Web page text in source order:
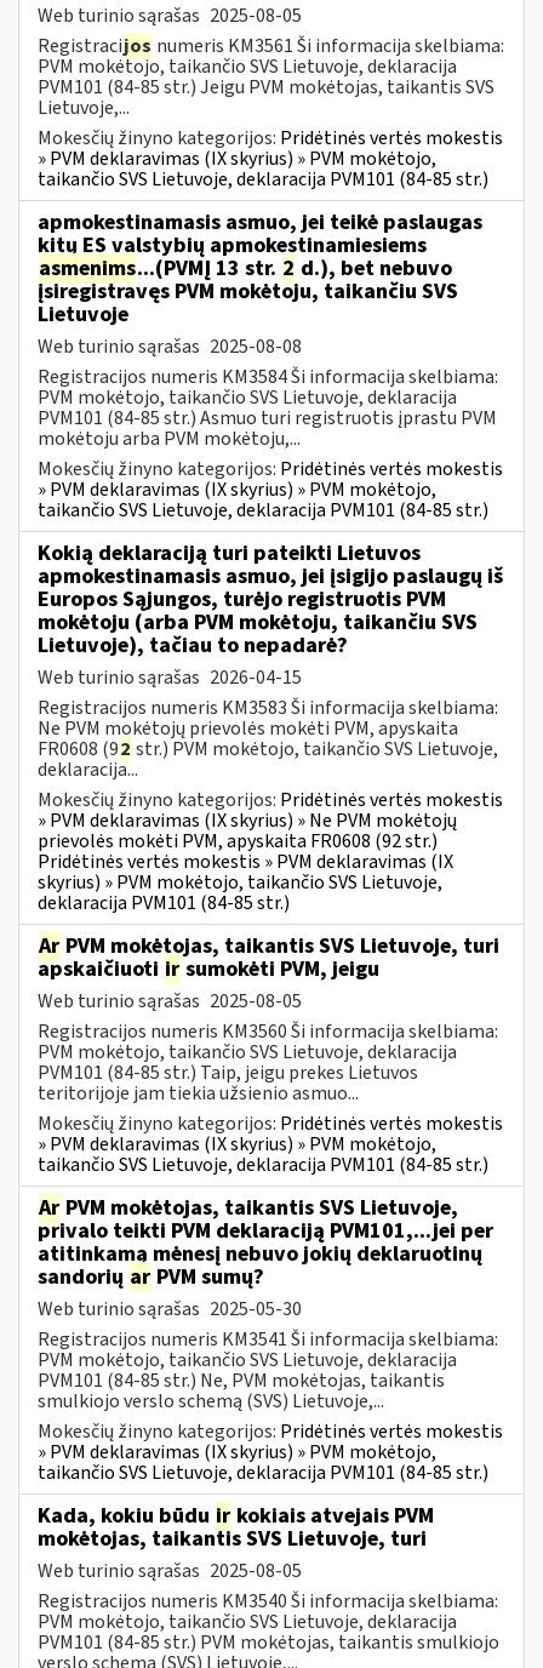
Web turinio sąrašas 2025-08-05
Registracijos numeris KM3561 Ši informacija skelbiama:
PVM mokėtojo, taikančio SVS Lietuvoje, deklaracija
PVM101 (84-85 str.) Jeigu PVM mokėtojas, taikantis SVS
Lietuvoje,...
Mokesčių žinyno kategorijos: Pridėtinės vertės mokestis
» PVM deklaravimas (IX skyrius) » PVM mokėtojo,
taikančio SVS Lietuvoje, deklaracija PVM101 (84-85 str.)
apmokestinamasis asmuo, jei teikė paslaugas
kitų ES valstybių apmokestinamiesiems
asmenims...(PVMĮ 13 str. 2 d.), bet nebuvo
įsiregistravęs PVM mokėtoju, taikančiu SVS
Lietuvoje
Web turinio sąrašas 2025-08-08
Registracijos numeris KM3584 Ši informacija skelbiama:
PVM mokėtojo, taikančio SVS Lietuvoje, deklaracija
PVM101 (84-85 str.) Asmuo turi registruotis įprastu PVM
mokėtoju arba PVM mokėtoju,...
Mokesčių žinyno kategorijos: Pridėtinės vertės mokestis
» PVM deklaravimas (IX skyrius) » PVM mokėtojo,
taikančio SVS Lietuvoje, deklaracija PVM101 (84-85 str.)
Kokią deklaraciją turi pateikti Lietuvos
apmokestinamasis asmuo, jei įsigijo paslaugų iš
Europos Sąjungos, turėjo registruotis PVM
mokėtoju (arba PVM mokėtoju, taikančiu SVS
Lietuvoje), tačiau to nepadarė?
Web turinio sąrašas 2026-04-15
Registracijos numeris KM3583 Ši informacija skelbiama:
Ne PVM mokėtojų prievolės mokėti PVM, apyskaita
FR0608 (92 str.) PVM mokėtojo, taikančio SVS Lietuvoje,
deklaracija...
Mokesčių žinyno kategorijos: Pridėtinės vertės mokestis
» PVM deklaravimas (IX skyrius) » Ne PVM mokėtojų
prievolės mokėti PVM, apyskaita FR0608 (92 str.)
Pridėtinės vertės mokestis » PVM deklaravimas (IX
skyrius) » PVM mokėtojo, taikančio SVS Lietuvoje,
deklaracija PVM101 (84-85 str.)
Ar PVM mokėtojas, taikantis SVS Lietuvoje, turi
apskaičiuoti ir sumokėti PVM, jeigu
Web turinio sąrašas 2025-08-05
Registracijos numeris KM3560 Ši informacija skelbiama:
PVM mokėtojo, taikančio SVS Lietuvoje, deklaracija
PVM101 (84-85 str.) Taip, jeigu prekes Lietuvos
teritorijoje jam tiekia užsienio asmuo...
Mokesčių žinyno kategorijos: Pridėtinės vertės mokestis
» PVM deklaravimas (IX skyrius) » PVM mokėtojo,
taikančio SVS Lietuvoje, deklaracija PVM101 (84-85 str.)
Ar PVM mokėtojas, taikantis SVS Lietuvoje,
privalo teikti PVM deklaraciją PVM101,...jei per
atitinkamą mėnesį nebuvo jokių deklaruotinų
sandorių ar PVM sumų?
Web turinio sąrašas 2025-05-30
Registracijos numeris KM3541 Ši informacija skelbiama:
PVM mokėtojo, taikančio SVS Lietuvoje, deklaracija
PVM101 (84-85 str.) Ne, PVM mokėtojas, taikantis
smulkiojo verslo schemą (SVS) Lietuvoje,...
Mokesčių žinyno kategorijos: Pridėtinės vertės mokestis
» PVM deklaravimas (IX skyrius) » PVM mokėtojo,
taikančio SVS Lietuvoje, deklaracija PVM101 (84-85 str.)
Kada, kokiu būdu ir kokiais atvejais PVM
mokėtojas, taikantis SVS Lietuvoje, turi
Web turinio sąrašas 2025-08-05
Registracijos numeris KM3540 Ši informacija skelbiama:
PVM mokėtojo, taikančio SVS Lietuvoje, deklaracija
PVM101 (84-85 str.) PVM mokėtojas, taikantis smulkiojo
verslo schemą (SVS) Lietuvoje,...